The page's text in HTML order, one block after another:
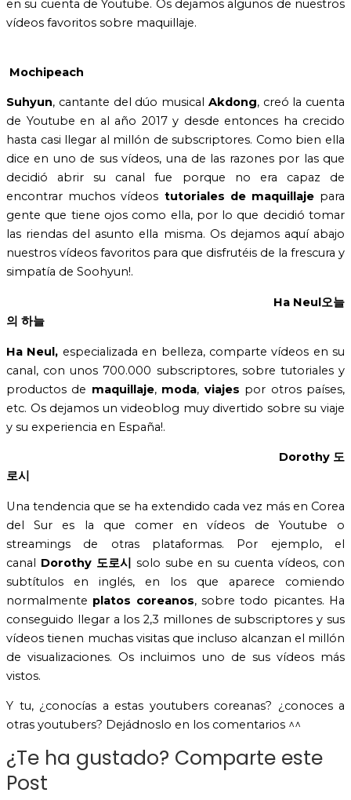
en su cuenta de Youtube. Os dejamos algunos de nuestros
vídeos favoritos sobre maquillaje.
Mochipeach
Suhyun, cantante del dúo musical Akdong, creó la cuenta
de Youtube en al año 2017 y desde entonces ha crecido
hasta casi llegar al millón de subscriptores. Como bien ella
dice en uno de sus vídeos, una de las razones por las que
decidió abrir su canal fue porque no era capaz de
encontrar muchos vídeos tutoriales de maquillajepara
gente que tiene ojos como ella, por lo que decidió tomar
las riendas del asunto ella misma. Os dejamos aquí abajo
nuestros vídeos favoritos para que disfrutéis de la frescura y
simpatía de Soohyun!.
Ha Neul오늘
의 하늘
Ha Neul, especializada en belleza, comparte vídeos en su
canal, con unos 700.000 subscriptores, sobre tutoriales y
productos de maquillaje, moda, viajes por otros países,
etc. Os dejamos un videoblog muy divertido sobre su viaje
y su experiencia en España!.
Dorothy 도
로시
Una tendencia que se ha extendido cada vez más en Corea
del Sur es la que comer en vídeos de Youtube o
streamings de otras plataformas. Por ejemplo, el
canal Dorothy 도로시 solo sube en su cuenta vídeos, con
subtítulos en inglés, en los que aparece comiendo
normalmente platos coreanos, sobre todo picantes. Ha
conseguido llegar a los 2,3 millones de subscriptores y sus
vídeos tienen muchas visitas que incluso alcanzan el millón
de visualizaciones. Os incluimos uno de sus vídeos más
vistos.
Y tu, ¿conocías a estas youtubers coreanas? ¿conoces a
otras youtubers? Dejádnoslo en los comentarios ^^
¿Te ha gustado? Comparte este
Post